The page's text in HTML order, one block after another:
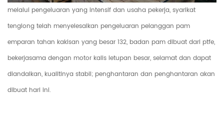
melalui pengeluaran yang intensif dan usaha pekerja, syarikat
tenglong telah menyelesaikan pengeluaran pelanggan pam
emparan tahan kakisan yang besar 132, badan pam dibuat dari ptfe,
bekerjasama dengan motor kalis letupan besar, selamat dan dapat
diandalkan, kualitinya stabil; penghantaran dan penghantaran akan
dibuat hari ini.